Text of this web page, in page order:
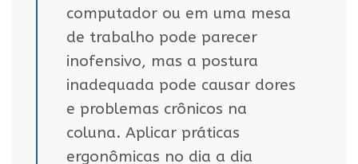
computador ou em uma mesa
de trabalho pode parecer
inofensivo, mas a postura
inadequada pode causar dores
e problemas crônicos na
coluna. Aplicar práticas
ergonômicas no dia a dia